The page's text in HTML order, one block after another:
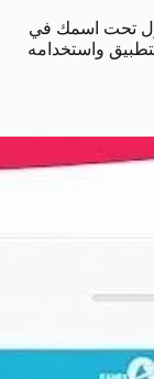
تحت اسمك في
واستخدامه